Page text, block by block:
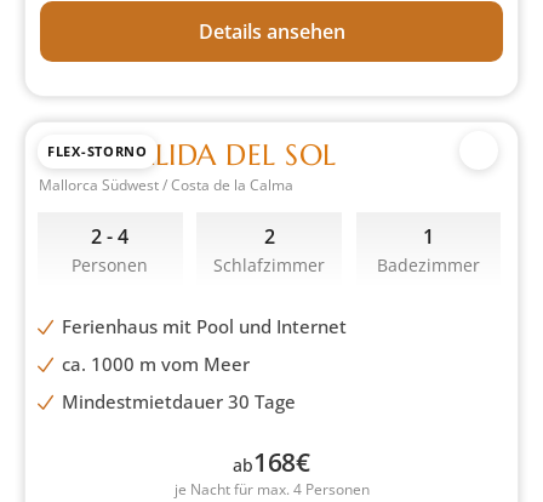
Details ansehen
FLEX-STORNO
CASA SALIDA DEL SOL
Mallorca Südwest / Costa de la Calma
2 - 4
Personen
2
Schlafzimmer
1
Badezimmer
Ferienhaus mit Pool und Internet
ca. 1000 m vom Meer
Mindestmietdauer 30 Tage
ab168€
je Nacht für max. 4 Personen